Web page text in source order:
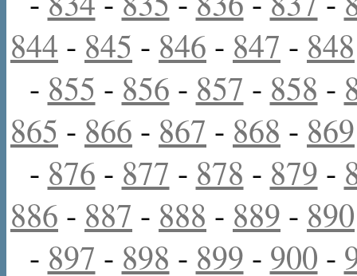
844 - 845 - 846 - 847 - 848
- 855 - 856 - 857 - 858 -
865 - 866 - 867 - 868 - 869
- 876 - 877 - 878 - 879 -
886 - 887 - 888 - 889 - 890
- 897 - 898 - 899 - 900 -